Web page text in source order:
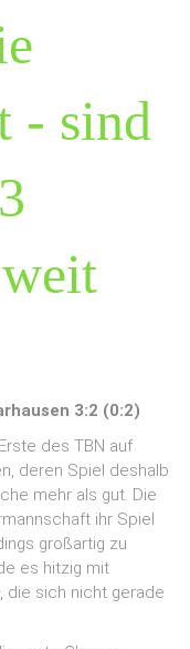
- sind
3:2 (0:2)
des TBN auf
deren Spiel deshalb
mehr als gut. Die
ihr Spiel
großartig zu
es hitzig mit
die sich nicht gerade